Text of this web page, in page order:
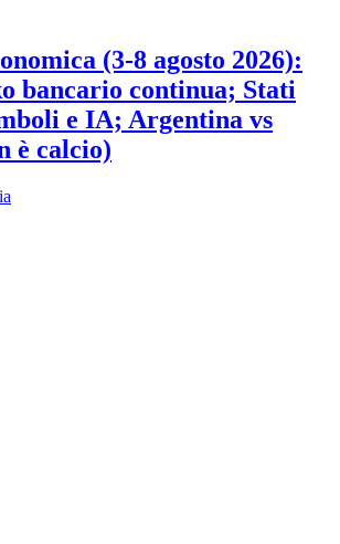
(3-8 agosto 2026):
bancario continua; Stati
e IA; Argentina vs
è calcio)